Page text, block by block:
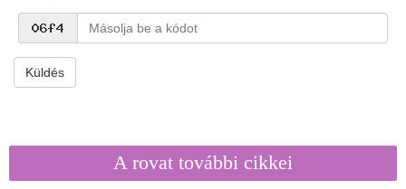
Küldés
A rovat további cikkei